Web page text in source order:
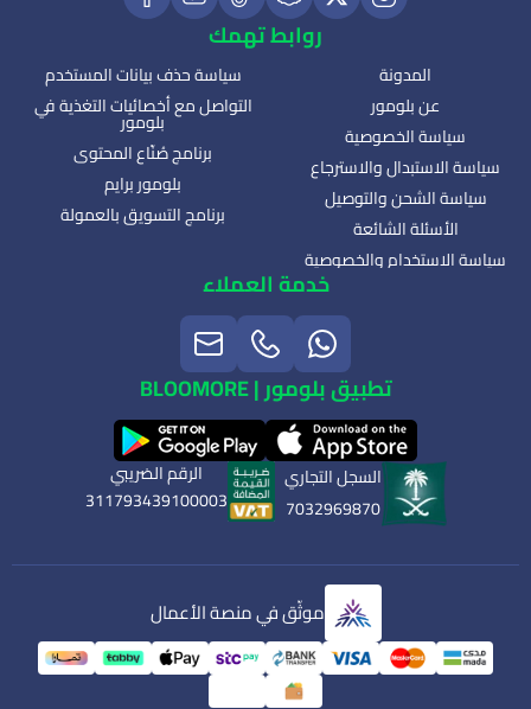
روابط تهمك
المدونة
عن بلومور
سياسة الخصوصية
سياسة الاستبدال والاسترجاع
سياسة الشحن والتوصيل
الأسئلة الشائعة
سياسة الاستخدام والخصوصية
سياسة حذف بيانات المستخدم
التواصل مع أخصائيات التغذية في
بلومور
برنامج صُنّاع المحتوى
بلومور برايم
برنامج التسويق بالعمولة
خدمة العملاء
تطبيق بلومور | BLOOMORE
السجل التجاري
7032969870
الرقم الضريبي
311793439100003
موثّق في منصة الأعمال